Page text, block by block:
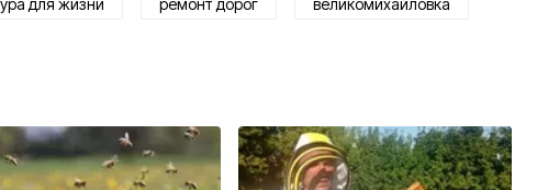
для жизни ремонт дорог великомихайловка